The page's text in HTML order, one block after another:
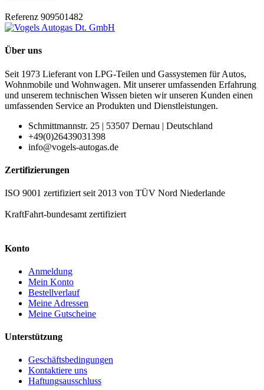
Referenz 909501482
Über uns
Seit 1973 Lieferant von LPG-Teilen und Gassystemen für Autos,
Wohnmobile und Wohnwagen. Mit unserer umfassenden Erfahrung
und unserem technischen Wissen bieten wir unseren Kunden einen
umfassenden Service an Produkten und Dienstleistungen.
Schmittmannstr. 25 | 53507 Dernau | Deutschland
+49(0)26439031398
info@vogels-autogas.de
Zertifizierungen
ISO 9001 zertifiziert seit 2013 von TÜV Nord Niederlande
KraftFahrt-bundesamt zertifiziert
Konto
Anmeldung
Mein Konto
Bestellverlauf
Meine Adressen
Meine Gutscheine
Unterstützung
Geschäftsbedingungen
Kontaktiere uns
Haftungsausschluss